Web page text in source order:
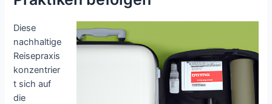
Diese
nachhaltige
Reisepraxis
konzentrier
t sich auf
die